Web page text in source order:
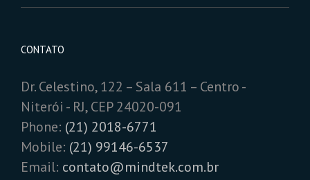
CONTATO
Dr. Celestino, 122 – Sala 611 – Centro -
Niterói - RJ, CEP 24020-091
Phone: (21) 2018-6771
Mobile: (21) 99146-6537
Email: contato@mindtek.com.br